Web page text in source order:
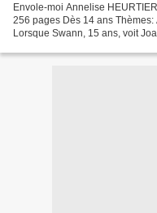
Envole-moi Annelise
256 pages Dès 14 ans
Lorsque Swann, 15 ans, voit